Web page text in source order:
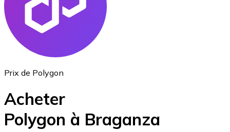
Prix de Polygon
Acheter
Polygon à Braganza